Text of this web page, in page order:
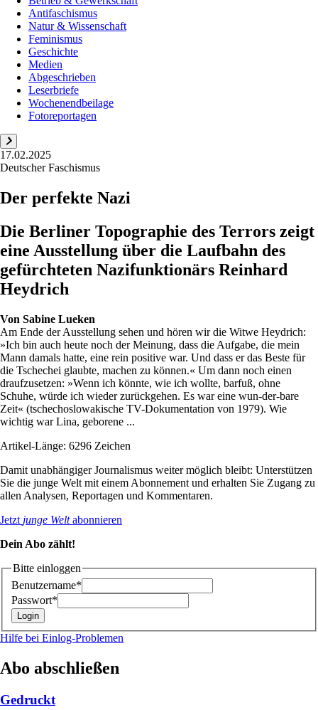
Antifaschismus
Natur & Wissenschaft
Feminismus
Geschichte
Medien
Abgeschrieben
Leserbriefe
Wochenendbeilage
Fotoreportagen
17.02.2025
Deutscher Faschismus
Der perfekte Nazi
Die Berliner Topographie des Terrors zeigt
eine Ausstellung über die Laufbahn des
gefürchteten Nazifunktionärs Reinhard
Heydrich
Von Sabine Lueken
Am Ende der Ausstellung sehen und hören wir die Witwe Heydrich:
»Ich bin auch heute noch der Meinung, dass die Aufgabe, die mein
Mann damals hatte, eine rein positive war. Und dass er das Beste für
die Tschechei glaubte, machen zu können.« Um dann noch einen
draufzusetzen: »Wenn ich könnte, wie ich wollte, barfuß, ohne
Schuhe, würde ich wieder zurückgehen. Es war eine wun-der-bare
Zeit« (tschechoslowakische TV-Dokumentation von 1979). Wie
wichtig war Lina, geborene ...
Artikel-Länge: 6296 Zeichen
Damit unabhängiger Journalismus weiter möglich bleibt: Unterstützen
Sie die junge Welt mit einem Abonnement und erhalten Sie Zugang zu
allen Analysen, Reportagen und Kommentaren.
Jetzt junge Weltabonnieren
Dein Abo zählt!
Bitte einloggen
Benutzername*
Passwort*
Hilfe bei Einlog-Problemen
Abo abschließen
Gedruckt